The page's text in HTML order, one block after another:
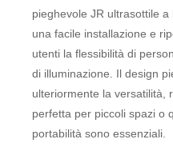
pieghevole JR ultrasottile
una facile installazione e
utenti la flessibilità di
di illuminazione. Il design
ulteriormente la versatilità,
perfetta per piccoli spazi o
portabilità sono essenziali.